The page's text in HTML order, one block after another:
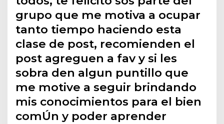
grupo que me motiva a ocupar
tanto tiempo haciendo esta
clase de post, recomienden el
post agreguen a fav y si les
sobra den algun puntillo que
me motive a seguir brindando
mis conocimientos para el bien
comÚn y poder aprender